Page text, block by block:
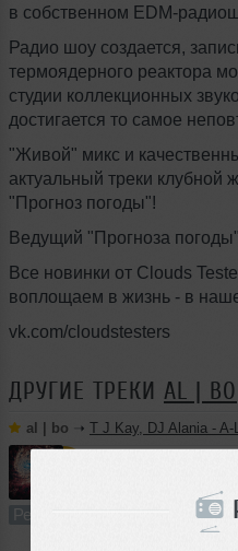
в cобственном EDM-
Радио шоу создается,
термоядерного реактора
студии коллекционных
достигается то самое
"Живой" микс и
актуальный треки
"Прогноз погоды"!
Ведущий "Прогноза
Все новинки от Clouds
воплощаем в жизнь - в
vk.com/cloudstesters
ДРУГИЕ ТРЕКИ AL | BO
al | bo ➝ T J Kay, DJ Alania - A-Lol-
Ремикс